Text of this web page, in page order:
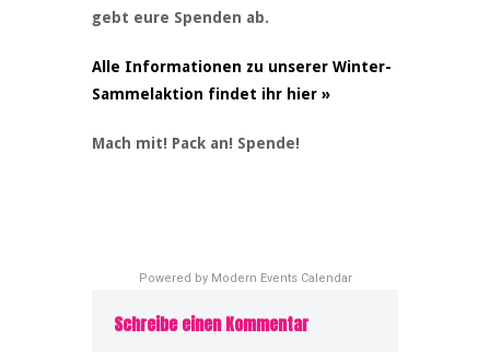
gebt eure Spenden ab.
Alle Informationen zu unserer Winter-
Sammelaktion findet ihr hier »
Mach mit! Pack an! Spende!
Powered by Modern Events Calendar
Schreibe einen Kommentar